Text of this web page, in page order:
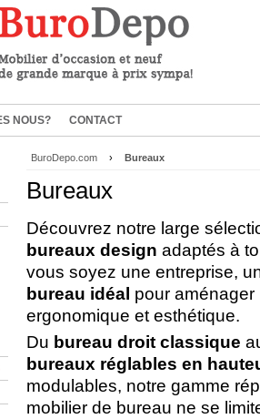
NOUS? CONTACT
BuroDepo.com › Bureaux
Bureaux
Découvrez notre large
bureaux design adaptés à
vous soyez une entreprise,
bureau idéal pour
ergonomique et esthétique.
Du bureau droit classique
bureaux réglables en
modulables, notre gamme
mobilier de bureau ne se